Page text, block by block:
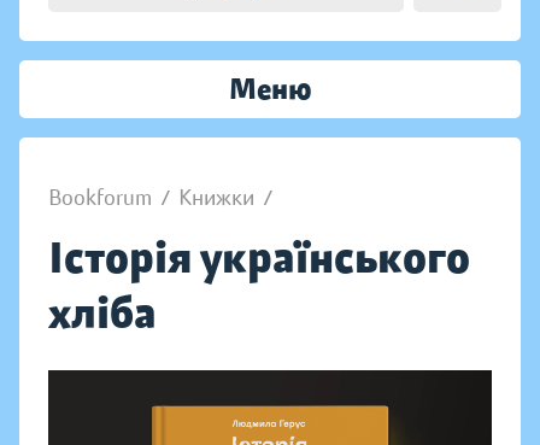
Меню
Bookforum / Книжки /
Історія українського
хліба